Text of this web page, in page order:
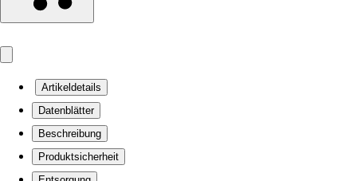
Artikeldetails
Datenblätter
Beschreibung
Produktsicherheit